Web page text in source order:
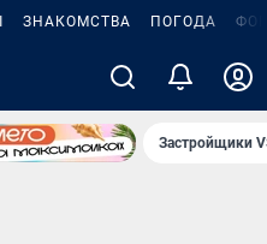
ЗНАКОМСТВА ПОГОДА
Застройщики